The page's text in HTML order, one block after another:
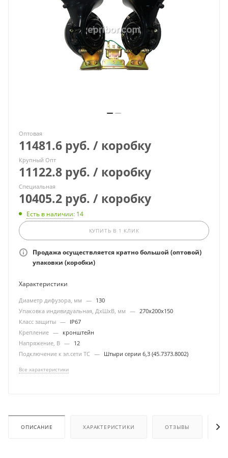
Оптовая
11481.6 руб. / коробку
Крупный Опт
11122.8 руб. / коробку
Специальная
10405.2 руб. / коробку
Есть в наличии: 14
КУПИТЬ В 1 КЛИК
Продажа осуществляется кратно большой (оптовой)
упаковки (коробки)
Характеристики
Диаметр дифузора, мм — 130
Упаковка индивидуальная, ДхШхВ, мм — 270х200х150
Класс защиты — IP67
Крепление — кронштейн
Напряжение, В — 12
Подключение к эл.сети ТС — Штыри серии 6,3 (45.7373.8002)
Все характеристики
ОПИСАНИЕ ХАРАКТЕРИСТИКИ ОТЗЫВЫ